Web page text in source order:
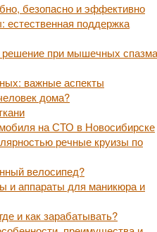
безопасно и эффективно
естественная поддержка
при мышечных
важные аспекты
дома?
на СТО в Новосибирске
речные круизы по
велосипед?
и аппараты для маникюра и
и как зарабатывать?